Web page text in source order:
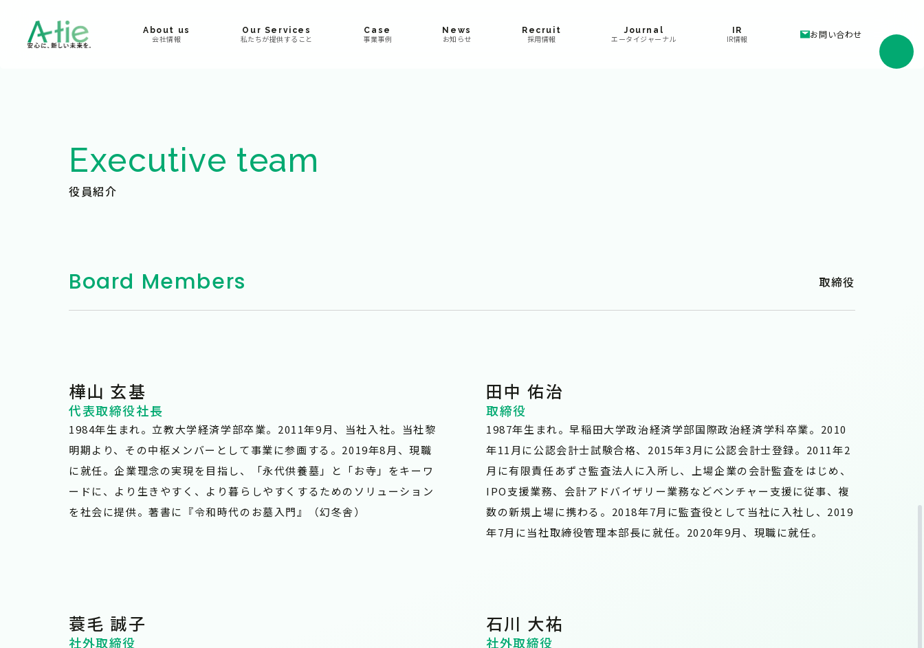
About us
会社情報
Our Services
私たちが提供すること
Case
事業事例
News
お知らせ
Recruit
採用情報
Journal
エータイジャーナル
IR
IR情報 お問い合わせ
Executive team
役員紹介
Board Members 取締役
樺山 玄基
代表取締役社長
1984年生まれ。立教大学経済学部卒業。2011年9月、当社入社。当社黎
明期より、その中枢メンバーとして事業に参画する。2019年8月、現職
に就任。企業理念の実現を目指し、「永代供養墓」と「お寺」をキーワ
ードに、より生きやすく、より暮らしやすくするためのソリューション
を社会に提供。著書に『令和時代のお墓入門』（幻冬舎）
田中 佑治
取締役
1987年生まれ。早稲田大学政治経済学部国際政治経済学科卒業。2010
年11月に公認会計士試験合格、2015年3月に公認会計士登録。2011年2
月に有限責任あずさ監査法人に入所し、上場企業の会計監査をはじめ、
IPO支援業務、会計アドバイザリー業務などベンチャー支援に従事、複
数の新規上場に携わる。2018年7月に監査役として当社に入社し、2019
年7月に当社取締役管理本部長に就任。2020年9月、現職に就任。
蓑毛 誠子
社外取締役
石川 大祐
社外取締役